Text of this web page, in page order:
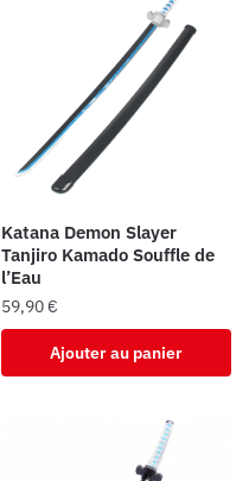
Katana Demon Slayer
Tanjiro Kamado Souffle de
l’Eau
59,90€
Ajouter au panier